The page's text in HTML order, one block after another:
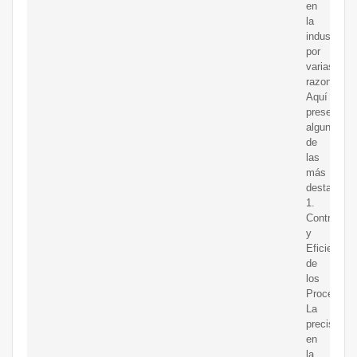
en
la
industria
por
varias
razones.
Aquí
algunas
de
las
más
1.
Control
y
Eficiencia
de
los
Procesos.
La
precisión
en
la